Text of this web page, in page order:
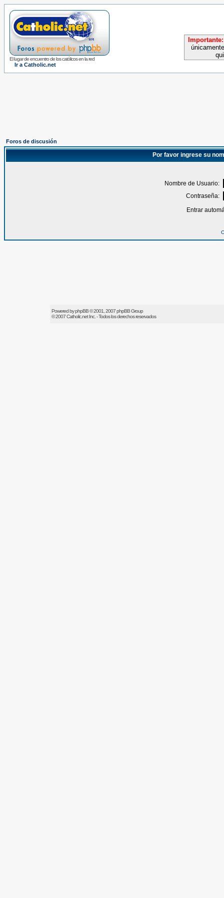
El lugar de encuentro de los católicos en la red
Ir a Catholic.net
Importante:
Foros de discusión
Por favor ingrese su
Nombre de Usuario:
Contraseña:
Entrar
Powered byphpBB© 2001, 2007 phpBB Group
© 2007Catholic.netInc. - Todos los derechos reservados